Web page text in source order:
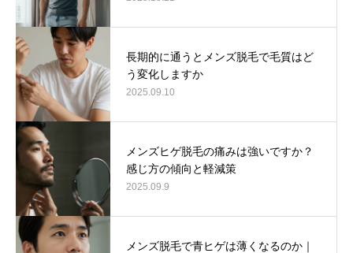
長期的に通うとメンズ脱毛で毛質はど
う変化しますか
2025.09.10
メンズヒゲ脱毛の痛みは強いですか？
感じ方の傾向と軽減策
2025.09.9
メンズ脱毛で青ヒゲは薄くなるのか｜